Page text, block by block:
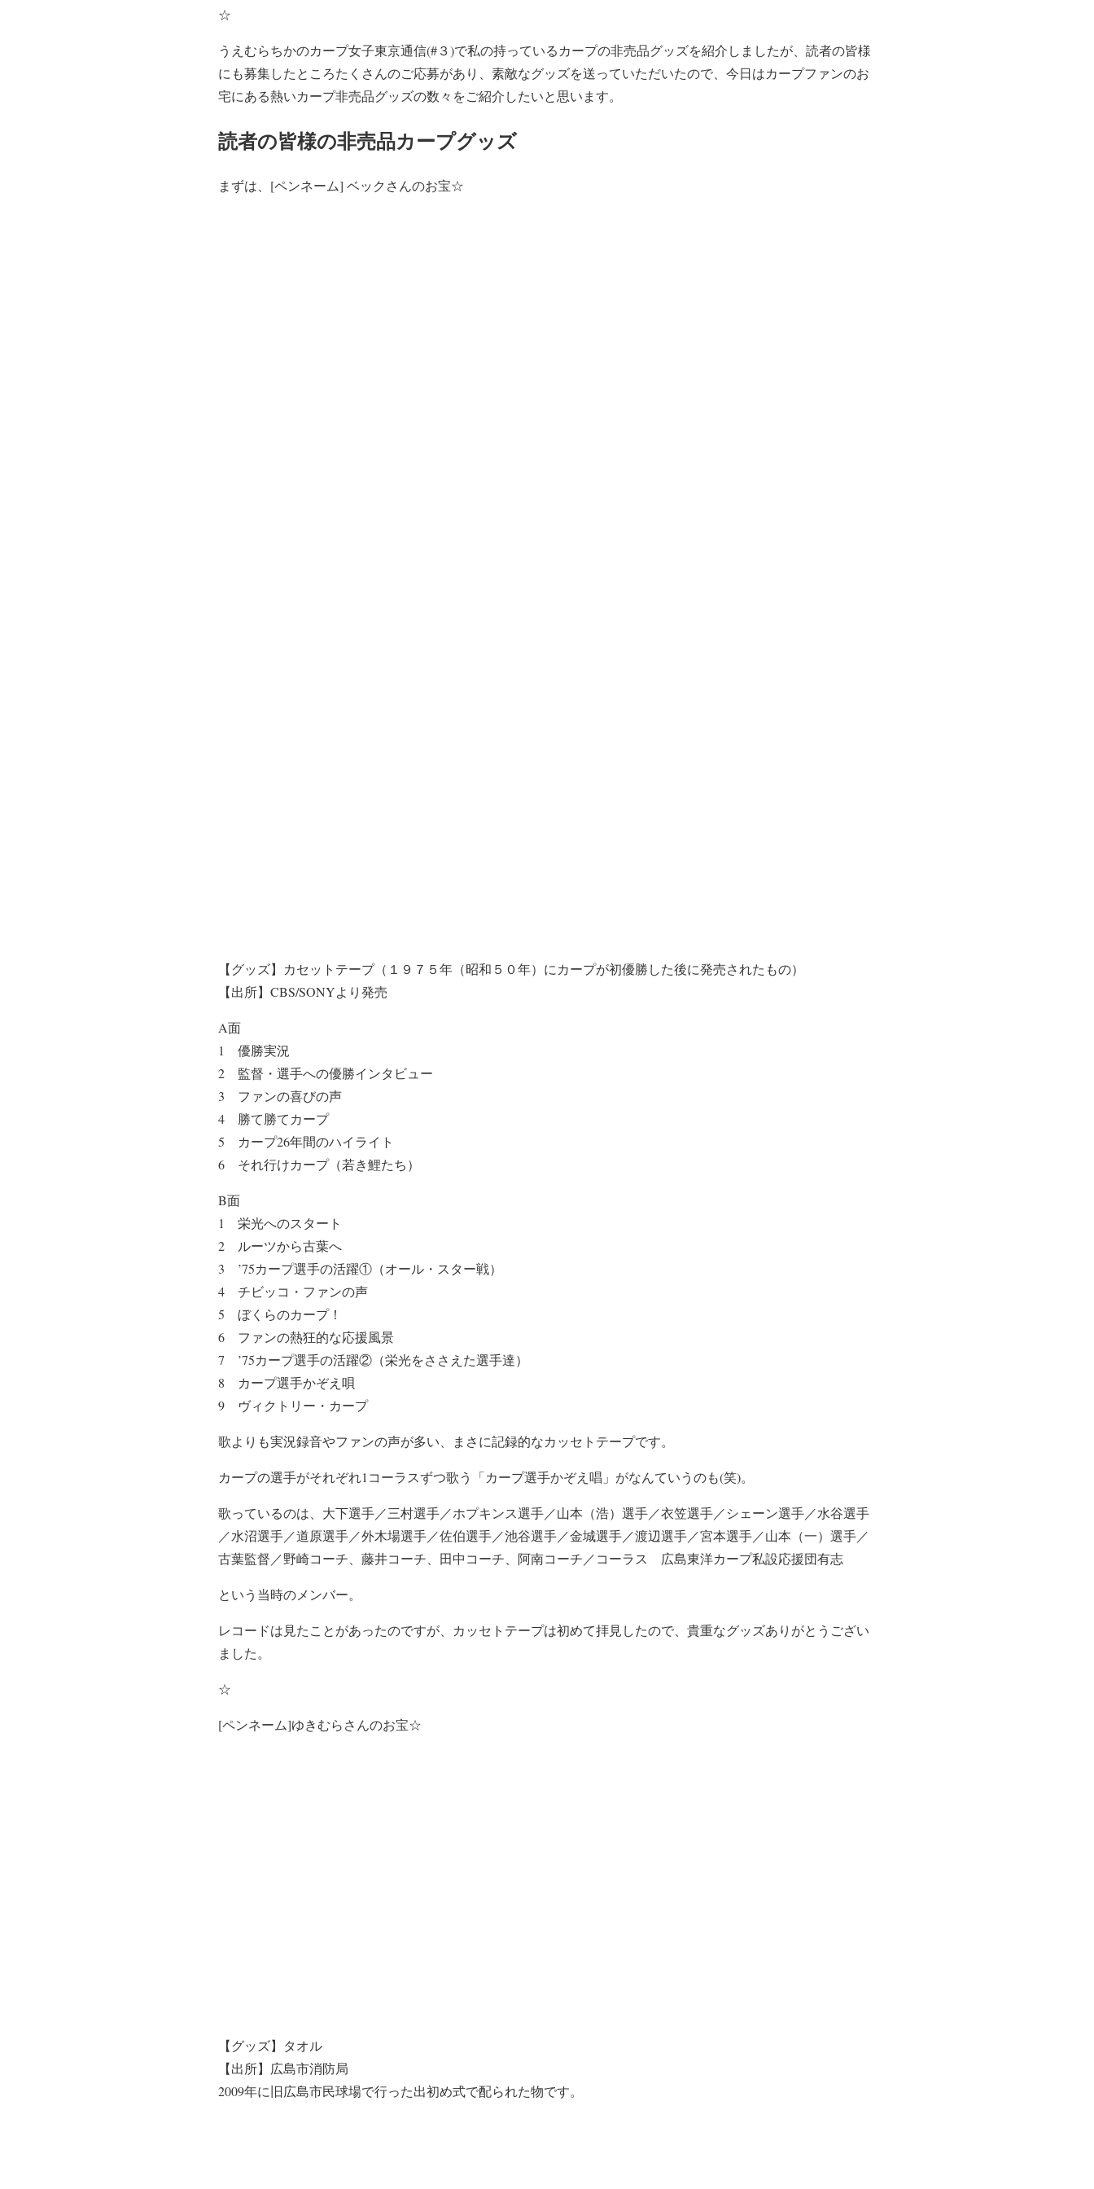
☆
うえむらちかのカープ女子東京通信(#３)で私の持っているカープの非売品グッズを紹介しましたが、読者の皆様
にも募集したところたくさんのご応募があり、素敵なグッズを送っていただいたので、今日はカープファンのお
宅にある熱いカープ非売品グッズの数々をご紹介したいと思います。
読者の皆様の非売品カープグッズ
まずは、[ペンネーム] ベックさんのお宝☆
【グッズ】カセットテープ（１９７５年（昭和５０年）にカープが初優勝した後に発売されたもの）
【出所】CBS/SONYより発売
A面
1 優勝実況
2 監督・選手への優勝インタビュー
3 ファンの喜びの声
4 勝て勝てカープ
5 カープ26年間のハイライト
6 それ行けカープ（若き鯉たち）
B面
1 栄光へのスタート
2 ルーツから古葉へ
3 ’75カープ選手の活躍①（オール・スター戦）
4 チビッコ・ファンの声
5 ぼくらのカープ！
6 ファンの熱狂的な応援風景
7 ’75カープ選手の活躍②（栄光をささえた選手達）
8 カープ選手かぞえ唄
9 ヴィクトリー・カープ
歌よりも実況録音やファンの声が多い、まさに記録的なカッセトテープです。
カープの選手がそれぞれ1コーラスずつ歌う「カープ選手かぞえ唱」がなんていうのも(笑)。
歌っているのは、大下選手／三村選手／ホプキンス選手／山本（浩）選手／衣笠選手／シェーン選手／水谷選手
／水沼選手／道原選手／外木場選手／佐伯選手／池谷選手／金城選手／渡辺選手／宮本選手／山本（一）選手／
古葉監督／野崎コーチ、藤井コーチ、田中コーチ、阿南コーチ／コーラス 広島東洋カープ私設応援団有志
という当時のメンバー。
レコードは見たことがあったのですが、カッセトテープは初めて拝見したので、貴重なグッズありがとうござい
ました。
☆
[ペンネーム]ゆきむらさんのお宝☆
【グッズ】タオル
【出所】広島市消防局
2009年に旧広島市民球場で行った出初め式で配られた物です。